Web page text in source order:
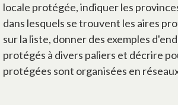
locale protégée, indiquer les
dans lesquels se trouvent les aires
sur la liste, donner des exemples
protégés à divers paliers et décrire
protégées sont organisées en